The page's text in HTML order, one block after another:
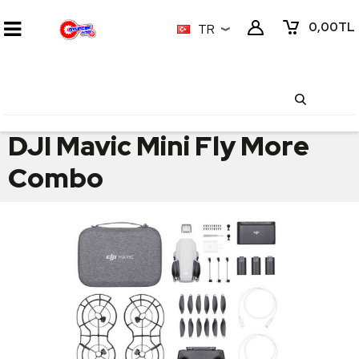
0,00TL
TR
DJI Mavic Mini Fly More
Combo